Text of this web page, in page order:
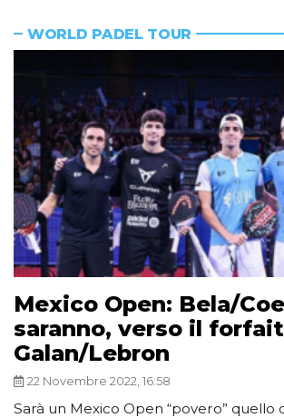
WORLD PADEL TOUR
Mexico Open: Bela/
saranno, verso il
Galan/Lebron
22 Novembre 2022, 16:58
Sarà un Mexico Open “povero” quello